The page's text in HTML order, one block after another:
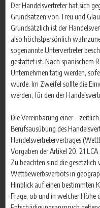
Der Handelsvertreter hat sich
Grundsätzen von Treu und
Grundsätzlich ist der
also höchstpersönlich
sogenannte Untervertreter
gestattet ist. Nach spanischem
Unternehmen tätig werden,
wurde. Im Zweifel sollte die
werden, für den der
Die Vereinbarung einer –
Berufsausübung des
Handelsvertretervertrages
Vorgaben der Artikel 20, 21
Zu beachten sind die gesetzlich
Wettbewerbsverbots in
Hinblick auf einen bestimmten
Frage, ob und in welcher Höhe